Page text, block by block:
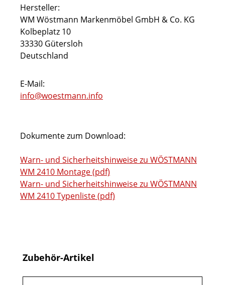
Hersteller:
WM Wöstmann Markenmöbel GmbH & Co. KG
Kolbeplatz 10
33330 Gütersloh
Deutschland
E-Mail:
info@woestmann.info
Dokumente zum Download:
Warn- und Sicherheitshinweise zu WÖSTMANN
WM 2410 Montage (pdf)
Warn- und Sicherheitshinweise zu WÖSTMANN
WM 2410 Typenliste (pdf)
Produktgalerie überspringen
Zubehör-Artikel